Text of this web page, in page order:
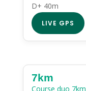
D+ 40m
LIVE GPS
7km
Course duo 7km